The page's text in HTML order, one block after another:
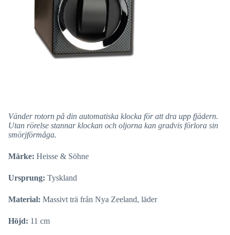
Vänder rotorn på din automatiska klocka för att dra upp fjädern.
Utan rörelse stannar klockan och oljorna kan gradvis förlora sin
smörjförmåga.
Märke: Heisse & Söhne
Ursprung: Tyskland
Material: Massivt trä från Nya Zeeland, läder
Höjd: 11 cm